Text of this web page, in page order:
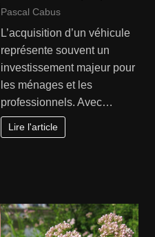
Pascal Cabus
L’acquisition d’un véhicule
représente souvent un
investissement majeur pour
les ménages et les
professionnels. Avec…
Lire l'article